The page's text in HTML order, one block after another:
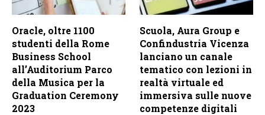
Oracle, oltre 1100
studenti della Rome
Business School
all’Auditorium Parco
della Musica per la
Graduation Ceremony
2023
Scuola, Aura Group e
Confindustria Vicenza
lanciano un canale
tematico con lezioni in
realtà virtuale ed
immersiva sulle nuove
competenze digitali